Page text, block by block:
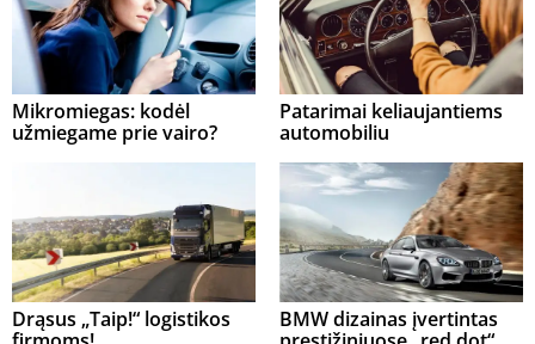
Mikromiegas: kodėl
užmiegame prie vairo?
Patarimai keliaujantiems
automobiliu
Drąsus „Taip!“ logistikos
BMW dizainas įvertintas